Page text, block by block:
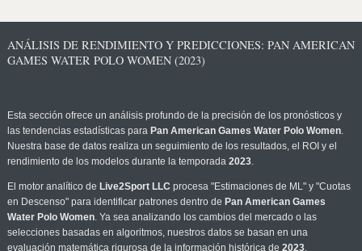
ANÁLISIS DE RENDIMIENTO Y PREDICCIONES: PAN AMERICAN
GAMES WATER POLO WOMEN (2023)
Esta sección ofrece un análisis profundo de la precisión de los pronósticos y
las tendencias estadísticas para Pan American Games Water Polo Women.
Nuestra base de datos realiza un seguimiento de los resultados, el ROI y el
rendimiento de los modelos durante la temporada 2023.
El motor analítico de Live2Sport LLC procesa "Estimaciones de ML" y "Cuotas
en Descenso" para identificar patrones dentro de Pan American Games
Water Polo Women. Ya sea analizando los cambios del mercado o las
selecciones basadas en algoritmos, nuestros datos se basan en una
evaluación matemática rigurosa de la información histórica de 2023.